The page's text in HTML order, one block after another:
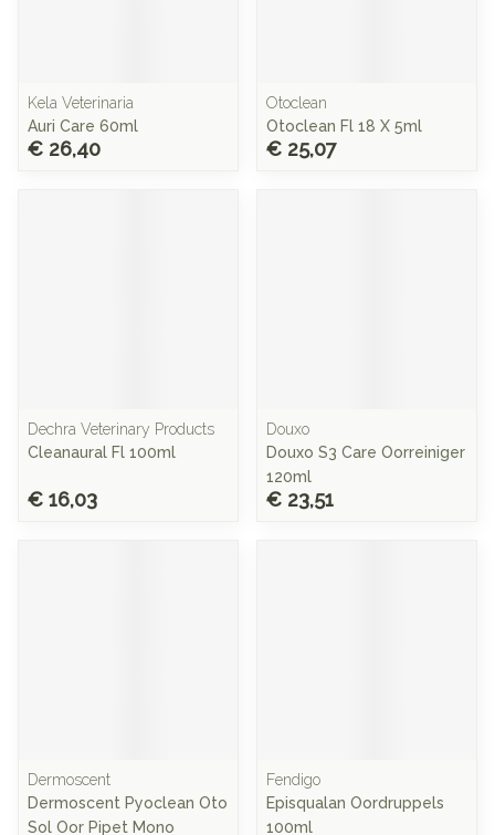
Kela Veterinaria
Auri Care 60ml
€ 26,40
Otoclean
Otoclean Fl 18 X 5ml
€ 25,07
Dechra Veterinary Products
Cleanaural Fl 100ml
€ 16,03
Douxo
Douxo S3 Care Oorreiniger
120ml
€ 23,51
Dermoscent
Dermoscent Pyoclean Oto
Sol Oor Pipet Mono
Fendigo
Episqualan Oordruppels
100ml